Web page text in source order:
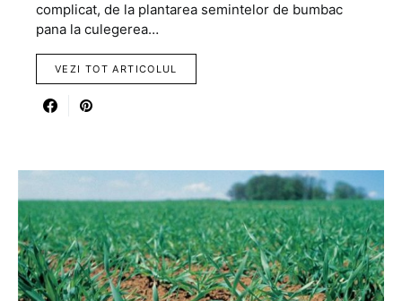
complicat, de la plantarea semintelor de bumbac
pana la culegerea…
VEZI TOT ARTICOLUL